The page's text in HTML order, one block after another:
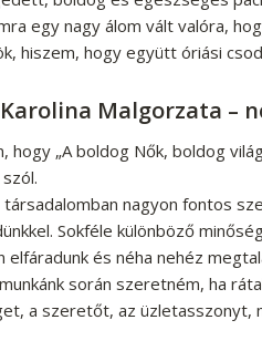
egy nagy álom vált valóra,
hiszem, hogy együtt óriási
Malgorzata –
hogy „A boldog Nők, boldog
társadalomban nagyon fontos
Sokféle különböző
elfáradunk és néha nehéz
során szeretném, ha
a szeretőt, az üzletasszonyt,